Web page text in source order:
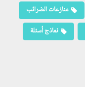
منازعات الضرائب
نماذج أسئلة